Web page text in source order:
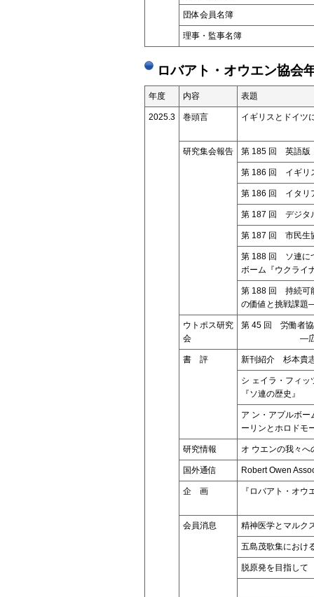
団体会員名簿
理事・監事名簿
ロバアト・オウエン協
年度 内容 表題
2025.3 巻頭言 イギリスとドイツ
研究集会報告 第 185 回 英語版
第 186 回 イギリ
第 186 回 イタリ
第 187 回 デジタ
第 187 回 市民生
第 188 回 ソ連に
ボーム『ウクライ
第 188 回 持続可
の価値と挑戦課
ウトポス研究
会
第 45 回 労働者協
―広島市協
書 評 新刊紹介 杉本貴
シ ェイラ・フィ
『ソ連の歴史』
ア ン・アプルボ
ーリンとホロドモ
研究情報 オ ウエンの我々
国外通信 Robert Owen
企 画 『ロバアト・オ
会員消息 精神医学とマルク
五島茂歌集におけ
脱原発を目指して